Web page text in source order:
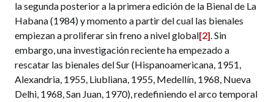
la segunda posterior a la primera edición de la Bienal de La
Habana (1984) y momento a partir del cual las bienales
empiezan a proliferar sin freno a nivel global[2]. Sin
embargo, una investigación reciente ha empezado a
rescatar las bienales del Sur (Hispanoamericana, 1951,
Alexandria, 1955, Liubliana, 1955, Medellín, 1968, Nueva
Delhi, 1968, San Juan, 1970), redefiniendo el arco temporal